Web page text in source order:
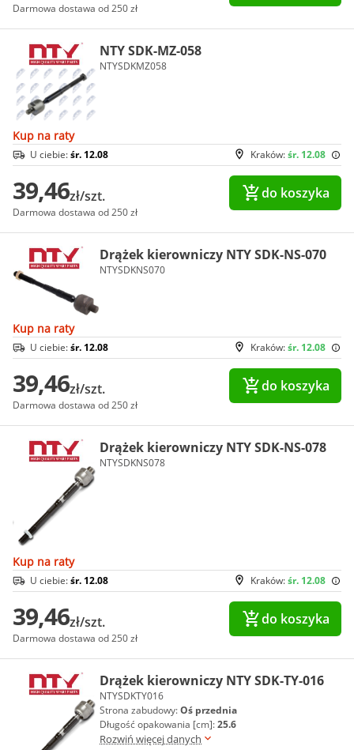
Darmowa dostawa od 250 zł
NTY SDK-MZ-058
NTYSDKMZ058
Kup na raty
Kraków:śr. 12.08
U ciebie:śr. 12.08
39,46zł/szt.
Darmowa dostawa od 250 zł
do koszyka
Drążek kierowniczy NTY SDK-NS-070
NTYSDKNS070
Kup na raty
Kraków:śr. 12.08
U ciebie:śr. 12.08
39,46zł/szt.
Darmowa dostawa od 250 zł
do koszyka
Drążek kierowniczy NTY SDK-NS-078
NTYSDKNS078
Kup na raty
Kraków:śr. 12.08
U ciebie:śr. 12.08
39,46zł/szt.
Darmowa dostawa od 250 zł
do koszyka
Drążek kierowniczy NTY SDK-TY-016
NTYSDKTY016
Strona zabudowy:Oś przednia
Długość opakowania [cm]:25.6
Rozwiń więcej danych